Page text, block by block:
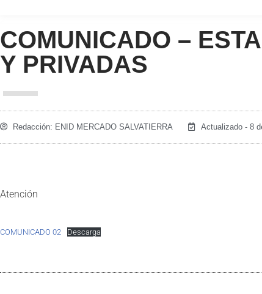
COMUNICADO –
Y PRIVADAS
Redacción: ENID MERCADO SALVATIERRA Actualizado - 8
Atención
COMUNICADO 02 Descarga